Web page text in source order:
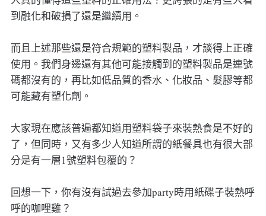
到融化和破損了還是繼續用。
而且上述那些還是符合規範的塑料製品，才談得上正確
使用。我們身邊還有其他可能接觸到的塑料製品是連號
碼都沒有的，再比如低品質的香水、化妝品、髮膠等都
可能藏有塑化劑。
大家現在應該普遍都知道用塑料袋子來裝熱食是不好的
了，但同時，又有多少人知道所謂的紙餐具也有很大部
分是有一層1號塑料包覆的？
回想一下，你有沒有試過去參加party時用紙碟子裝熱呼
呼的咖哩雞？